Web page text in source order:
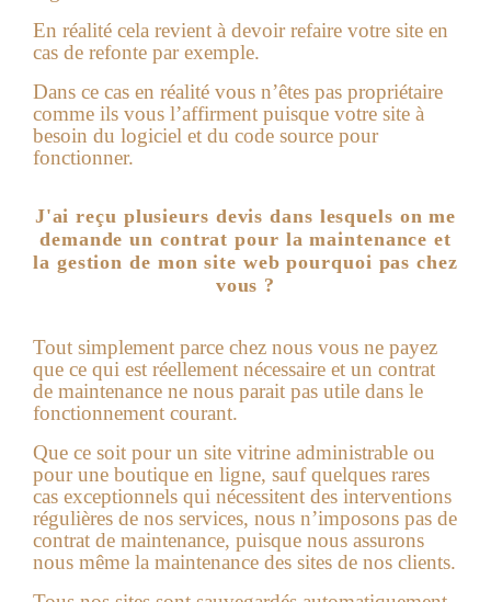
En réalité cela revient à devoir refaire votre site en
cas de refonte par exemple.
Dans ce cas en réalité vous n’êtes pas propriétaire
comme ils vous l’affirment puisque votre site à
besoin du logiciel et du code source pour
fonctionner.
J'ai reçu plusieurs devis dans lesquels on me
demande un contrat pour la maintenance et
la gestion de mon site web pourquoi pas chez
vous ?
Tout simplement parce chez nous vous ne payez
que ce qui est réellement nécessaire et un contrat
de maintenance ne nous parait pas utile dans le
fonctionnement courant.
Que ce soit pour un site vitrine administrable ou
pour une boutique en ligne, sauf quelques rares
cas exceptionnels qui nécessitent des interventions
régulières de nos services, nous n’imposons pas de
contrat de maintenance, puisque nous assurons
nous même la maintenance des sites de nos clients.